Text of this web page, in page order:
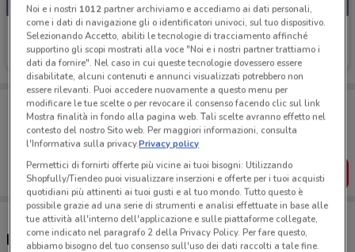
Io Bimbo
Scade il 16/08
Porta DoveConviene sempre con te!
Puoi trovare le migliori offerte dei negozi vicino a te,
salvarle e creare la tua lista del risparmio, comodamente
dal tuo cellulare.
SCARICA L’APP
Negozi Io Bimbo a Fabriano
Noi e i nostri 1012partner archiviamo e accediamo ai dati personali,
come i dati di navigazione gli o identificatori univoci, sul tuo dispositivo.
Selezionando Accetto, abiliti le tecnologie di tracciamento affinché
supportino gli scopi mostrati alla voce "Noi e i nostri partner trattiamo i
dati da fornire". Nel caso in cui queste tecnologie dovessero essere
disabilitate, alcuni contenuti e annunci visualizzati potrebbero non
essere rilevanti. Puoi accedere nuovamente a questo menu per
modificare le tue scelte o per revocare il consenso facendo clic sul link
Mostra finalità in fondo alla pagina web. Tali scelte avranno effetto nel
contesto del nostro Sito web. Per maggiori informazioni, consulta
l'Informativa sulla privacy.Privacy policy
Permettici di fornirti offerte più vicine ai tuoi bisogni: Utilizzando
Shopfully/Tiendeo puoi visualizzare inserzioni e offerte per i tuoi acquisti
quotidiani più attinenti ai tuoi gusti e al tuo mondo. Tutto questo è
possibile grazie ad una serie di strumenti e analisi effettuate in base alle
tue attività all'interno dell'applicazione e sulle piattaforme collegate,
come indicato nel paragrafo 2 della Privacy Policy. Per fare questo,
abbiamo bisogno del tuo consenso sull'uso dei dati raccolti a tale fine.